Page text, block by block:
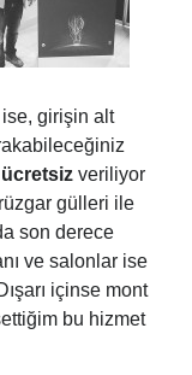
girişin alt
ücretsiz veriliyor
rüzgar gülleri ile
son derece
ve salonlar ise
içinse mont
bu hizmet